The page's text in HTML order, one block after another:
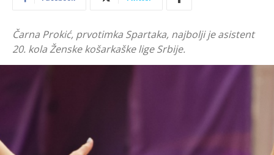
Čarna Prokić, prvotimka Spartaka, najbolji je asistent
20. kola Ženske košarkaške lige Srbije.